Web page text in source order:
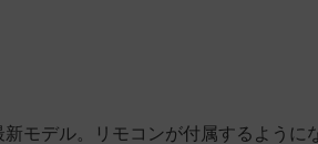
モデル。リモコンが付属するように